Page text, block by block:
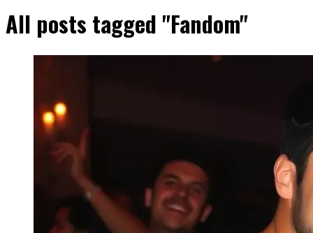
All posts tagged "Fandom"